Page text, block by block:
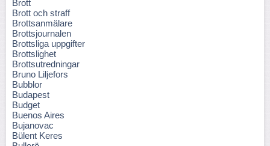
Brott
Brott och straff
Brottsanmälare
Brottsjournalen
Brottsliga uppgifter
Brottslighet
Brottsutredningar
Bruno Liljefors
Bubblor
Budapest
Budget
Buenos Aires
Bujanovac
Bülent Keres